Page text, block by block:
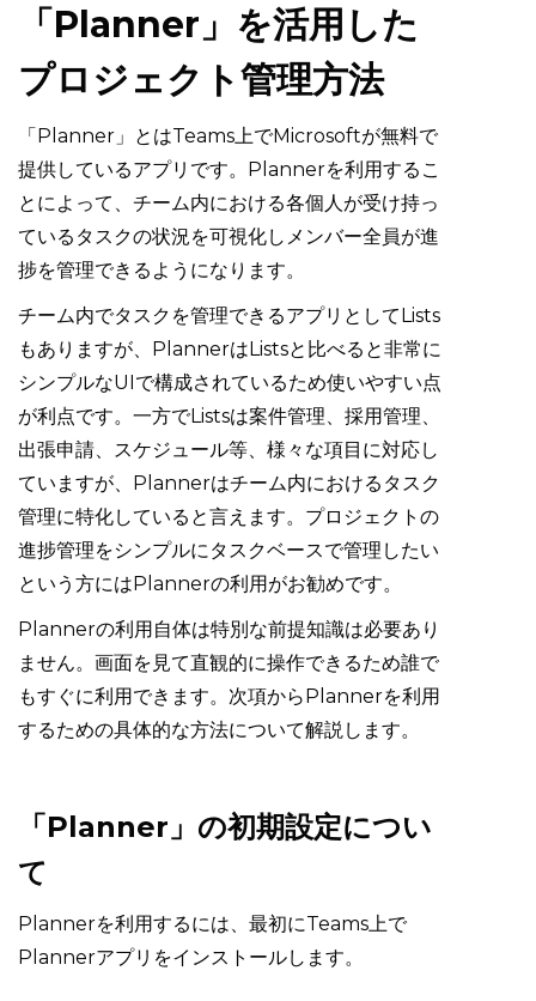
「Planner」を活用した
プロジェクト管理方法
「Planner」とはTeams上でMicrosoftが無料で
提供しているアプリです。Plannerを利用するこ
とによって、チーム内における各個人が受け持っ
ているタスクの状況を可視化しメンバー全員が進
捗を管理できるようになります。
チーム内でタスクを管理できるアプリとしてLists
もありますが、PlannerはListsと比べると非常に
シンプルなUIで構成されているため使いやすい点
が利点です。一方でListsは案件管理、採用管理、
出張申請、スケジュール等、様々な項目に対応し
ていますが、Plannerはチーム内におけるタスク
管理に特化していると言えます。プロジェクトの
進捗管理をシンプルにタスクベースで管理したい
という方にはPlannerの利用がお勧めです。
Plannerの利用自体は特別な前提知識は必要あり
ません。画面を見て直観的に操作できるため誰で
もすぐに利用できます。次項からPlannerを利用
するための具体的な方法について解説します。
「Planner」の初期設定につい
て
Plannerを利用するには、最初にTeams上で
Plannerアプリをインストールします。